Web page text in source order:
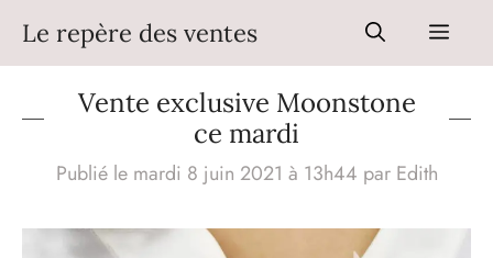
contenu
Le repère des ventes Menu
Vente exclusive Moonstone
ce mardi
Publié le mardi 8 juin 2021 à 13h44 par Edith